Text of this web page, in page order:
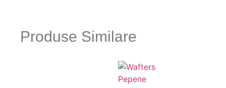
Produse Similare